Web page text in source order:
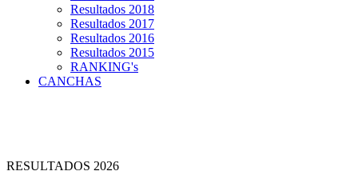
Resultados 2018
Resultados 2017
Resultados 2016
Resultados 2015
RANKING's
CANCHAS
RESULTADOS 2026